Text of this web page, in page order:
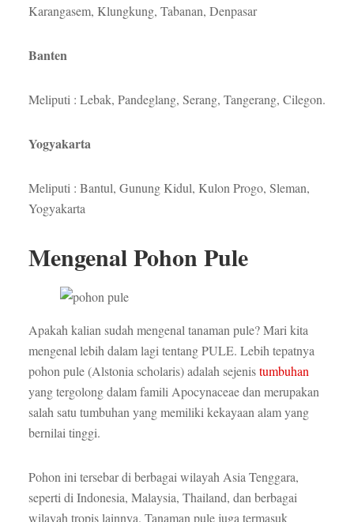
Karangasem, Klungkung, Tabanan, Denpasar
Banten
Meliputi : Lebak, Pandeglang, Serang, Tangerang, Cilegon.
Yogyakarta
Meliputi : Bantul, Gunung Kidul, Kulon Progo, Sleman,
Yogyakarta
Mengenal Pohon Pule
Apakah kalian sudah mengenal tanaman pule? Mari kita
mengenal lebih dalam lagi tentang PULE. Lebih tepatnya
pohon pule (Alstonia scholaris) adalah sejenistumbuhan
yang tergolong dalam famili Apocynaceae dan merupakan
salah satu tumbuhan yang memiliki kekayaan alam yang
bernilai tinggi.
Pohon ini tersebar di berbagai wilayah Asia Tenggara,
seperti di Indonesia, Malaysia, Thailand, dan berbagai
wilayah tropis lainnya. Tanaman pule juga termasuk